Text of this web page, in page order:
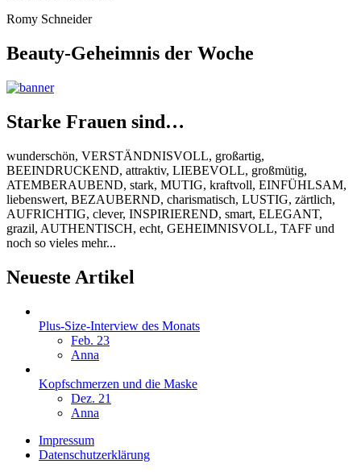
Romy Schneider
Beauty-Geheimnis der Woche
Starke Frauen sind…
wunderschön, VERSTÄNDNISVOLL, großartig,
BEEINDRUCKEND, attraktiv, LIEBEVOLL, großmütig,
ATEMBERAUBEND, stark, MUTIG, kraftvoll, EINFÜHLSAM,
liebenswert, BEZAUBERND, charismatisch, LUSTIG, zärtlich,
AUFRICHTIG, clever, INSPIRIEREND, smart, ELEGANT,
grazil, AUTHENTISCH, echt, GEHEIMNISVOLL, TAFF und
noch so vieles mehr...
Neueste Artikel
Plus-Size-Interview des Monats
Feb. 23
Anna
Kopfschmerzen und die Maske
Dez. 21
Anna
Impressum
Datenschutzerklärung